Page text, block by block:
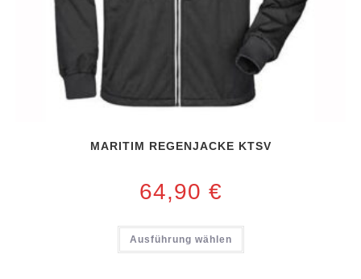
MARITIM REGENJACKE KTSV
64,90 €
Ausführung wählen